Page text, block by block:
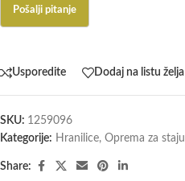
Usporedite Dodaj na listu želja
SKU: 1259096
Kategorije: Hranilice, Oprema za staju
Share: